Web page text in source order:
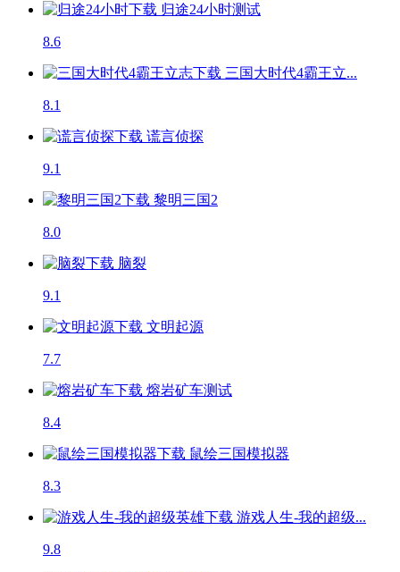
归途24小时测试
8.6
三国大时代4霸王立...
8.1
谎言侦探
9.1
黎明三国2
8.0
脑裂
9.1
文明起源
7.7
熔岩矿车测试
8.4
鼠绘三国模拟器
8.3
游戏人生-我的超级...
9.8